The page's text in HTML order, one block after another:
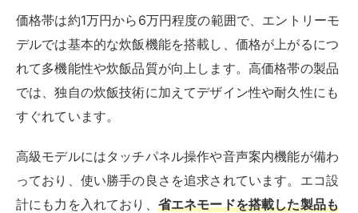
価格帯は約1万円から6万円程度の範囲で、エントリーモ
デルでは基本的な炊飯機能を搭載し、価格が上がるにつ
れて多機能性や炊飯品質が向上します。高価格帯の製品
では、独自の炊飯技術に加えてデザイン性や耐久性にも
すぐれています。
高級モデルにはタッチパネル操作や音声案内機能が備わ
っており、使い勝手の良さを追求されています。エコ設
計にも力を入れており、 省エネモードを搭載した製品も